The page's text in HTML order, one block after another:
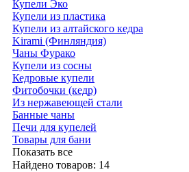
Купели Эко
Купели из пластика
Купели из алтайского кедра
Kirami (Финляндия)
Чаны Фурако
Купели из сосны
Кедровые купели
Фитобочки (кедр)
Из нержавеющей стали
Банные чаны
Печи для купелей
Товары для бани
Показать все
Найдено товаров: 14